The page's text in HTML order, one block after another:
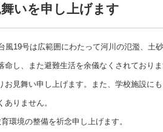
いを申し上げます
19号は広範囲にわたって河川の氾濫、土
命し、また避難生活を余儀なくされており
お見舞い申し上げます。また、学校施設に
りません。
環境の整備を祈念申し上げます。